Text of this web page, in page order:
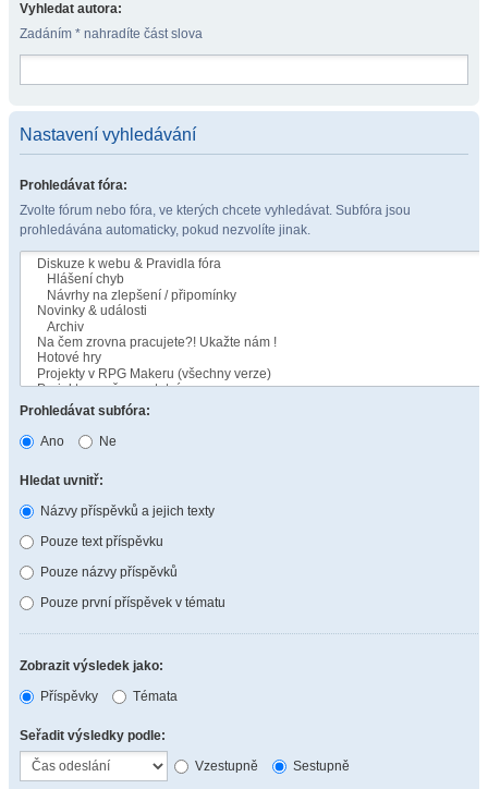
Vyhledat autora:
Zadáním * nahradíte část slova
Nastavení vyhledávání
Prohledávat fóra:
Zvolte fórum nebo fóra, ve kterých chcete vyhledávat. Subfóra jsou
prohledávána automaticky, pokud nezvolíte jinak.
Prohledávat subfóra:
Ano
Ne
Hledat uvnitř:
Názvy příspěvků a jejich texty
Pouze text příspěvku
Pouze názvy příspěvků
Pouze první příspěvek v tématu
Zobrazit výsledek jako:
Příspěvky
Témata
Seřadit výsledky podle:
Vzestupně
Sestupně